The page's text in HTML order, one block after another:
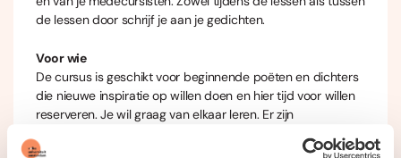
de lessen door schrijf je aan je gedichten.
Voor wie
De cursus is geschikt voor beginnende poëten en dichters
die nieuwe inspiratie op willen doen en hier tijd voor willen
reserveren. Je wil graag van elkaar leren. Er zijn
De theorie staat ten dienste van.